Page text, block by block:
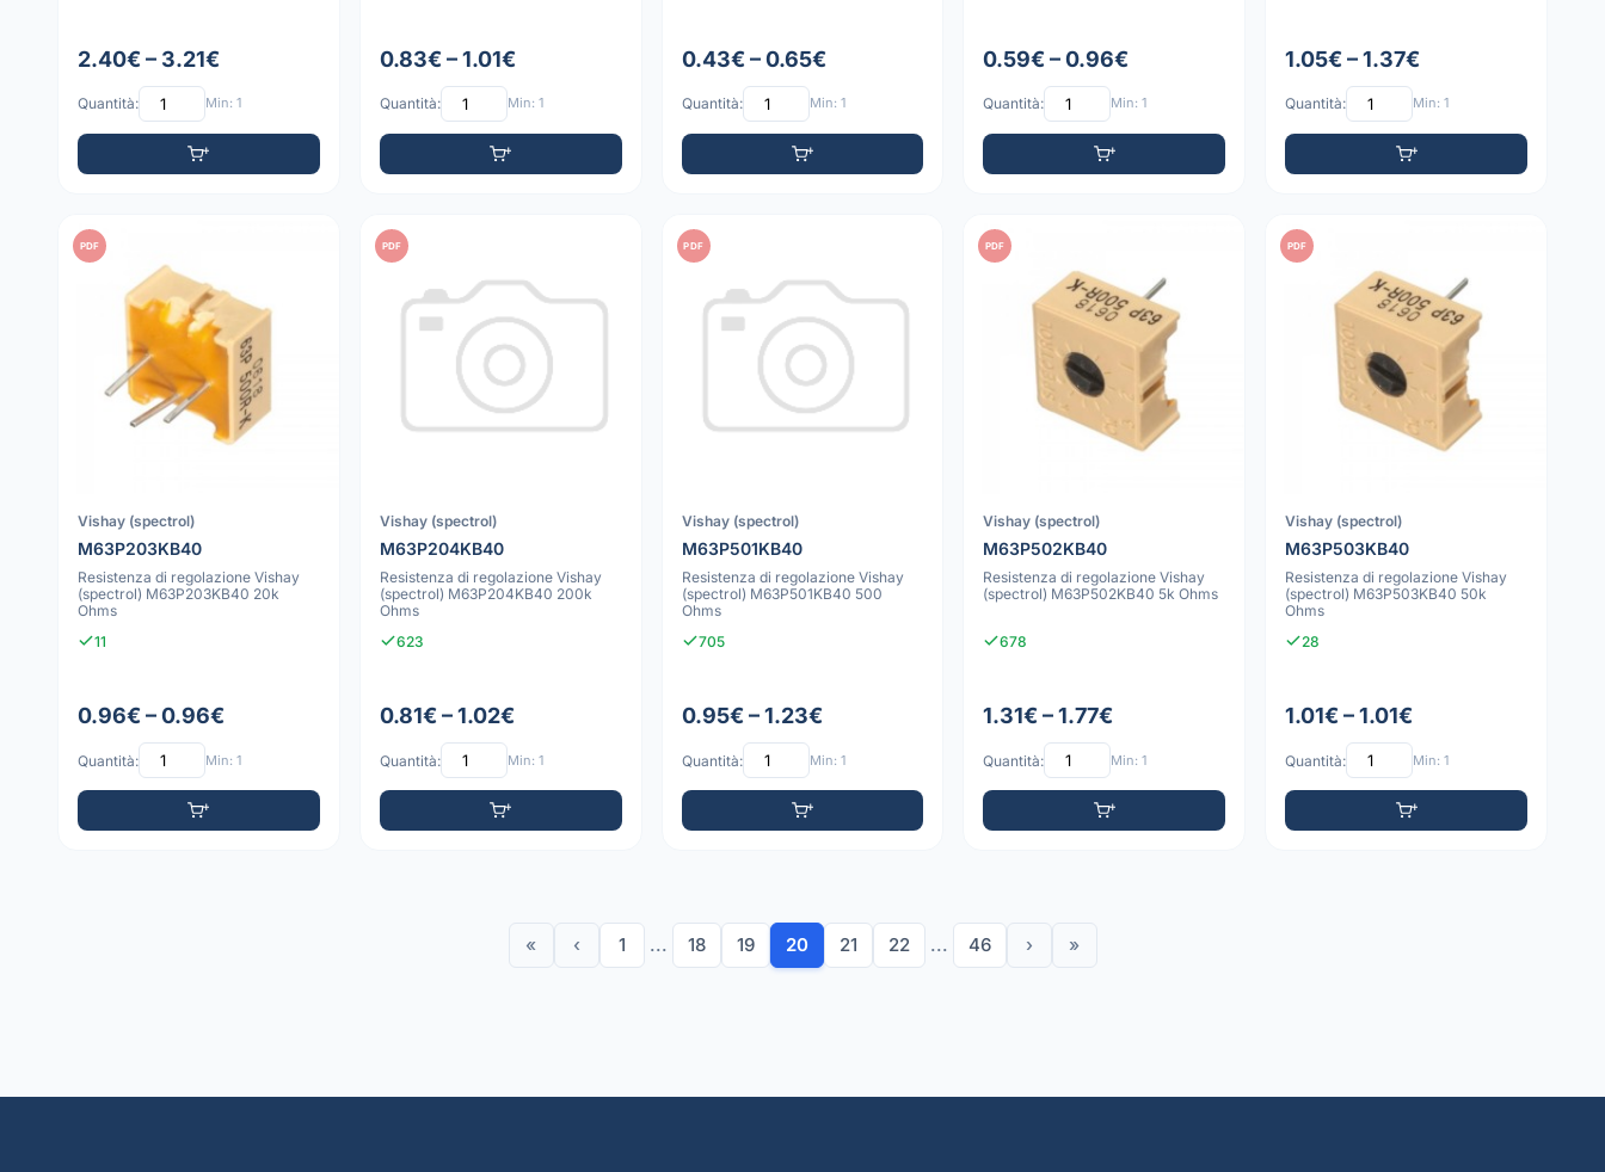
2.40€ – 3.21€
Quantità: Min: 1
0.83€ – 1.01€
Quantità: Min: 1
0.43€ – 0.65€
Quantità: Min: 1
0.59€ – 0.96€
Quantità: Min: 1
1.05€ – 1.37€
Quantità: Min: 1
PDF
Vishay (spectrol)
M63P203KB40
Resistenza di regolazione Vishay
(spectrol) M63P203KB40 20k
Ohms
11
0.96€ – 0.96€
Quantità: Min: 1
PDF
Vishay (spectrol)
M63P204KB40
Resistenza di regolazione Vishay
(spectrol) M63P204KB40 200k
Ohms
623
0.81€ – 1.02€
Quantità: Min: 1
PDF
Vishay (spectrol)
M63P501KB40
Resistenza di regolazione Vishay
(spectrol) M63P501KB40 500
Ohms
705
0.95€ – 1.23€
Quantità: Min: 1
PDF
Vishay (spectrol)
M63P502KB40
Resistenza di regolazione Vishay
(spectrol) M63P502KB40 5k Ohms
678
1.31€ – 1.77€
Quantità: Min: 1
PDF
Vishay (spectrol)
M63P503KB40
Resistenza di regolazione Vishay
(spectrol) M63P503KB40 50k
Ohms
28
1.01€ – 1.01€
Quantità: Min: 1
« ‹ 1 ... 18 19 20 21 22 ... 46 › »